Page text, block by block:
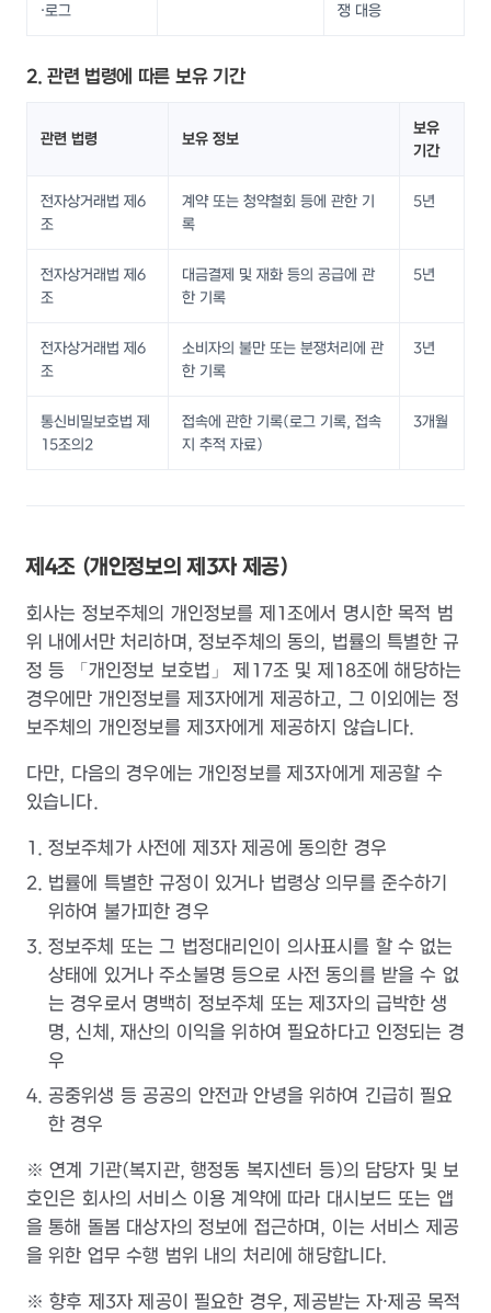
·로그
쟁 대응
2. 관련 법령에 따른 보유 기간
관련 법령 보유 정보
보유
기간
전자상거래법 제6
조
계약 또는 청약철회 등에 관한 기
록
5년
전자상거래법 제6
조
대금결제 및 재화 등의 공급에 관
한 기록
5년
전자상거래법 제6
조
소비자의 불만 또는 분쟁처리에 관
한 기록
3년
통신비밀보호법 제
15조의2
접속에 관한 기록(로그 기록, 접속
지 추적 자료)
3개월
제4조 (개인정보의 제3자 제공)
회사는 정보주체의 개인정보를 제1조에서 명시한 목적 범
위 내에서만 처리하며, 정보주체의 동의, 법률의 특별한 규
정 등 「개인정보 보호법」 제17조 및 제18조에 해당하는
경우에만 개인정보를 제3자에게 제공하고, 그 이외에는 정
보주체의 개인정보를 제3자에게 제공하지 않습니다.
다만, 다음의 경우에는 개인정보를 제3자에게 제공할 수
있습니다.
정보주체가 사전에 제3자 제공에 동의한 경우
법률에 특별한 규정이 있거나 법령상 의무를 준수하기
위하여 불가피한 경우
정보주체 또는 그 법정대리인이 의사표시를 할 수 없는
상태에 있거나 주소불명 등으로 사전 동의를 받을 수 없
는 경우로서 명백히 정보주체 또는 제3자의 급박한 생
명, 신체, 재산의 이익을 위하여 필요하다고 인정되는 경
우
공중위생 등 공공의 안전과 안녕을 위하여 긴급히 필요
한 경우
※ 연계 기관(복지관, 행정동 복지센터 등)의 담당자 및 보
호인은 회사의 서비스 이용 계약에 따라 대시보드 또는 앱
을 통해 돌봄 대상자의 정보에 접근하며, 이는 서비스 제공
을 위한 업무 수행 범위 내의 처리에 해당합니다.
※ 향후 제3자 제공이 필요한 경우, 제공받는 자·제공 목적